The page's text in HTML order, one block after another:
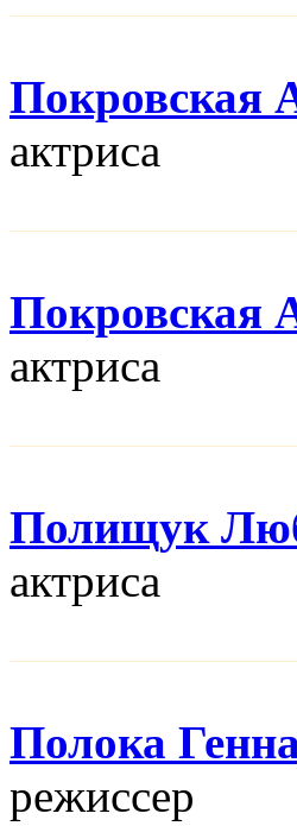
Покровская
актриса
Покровская
актриса
Полищук
актриса
Полока
режисcер